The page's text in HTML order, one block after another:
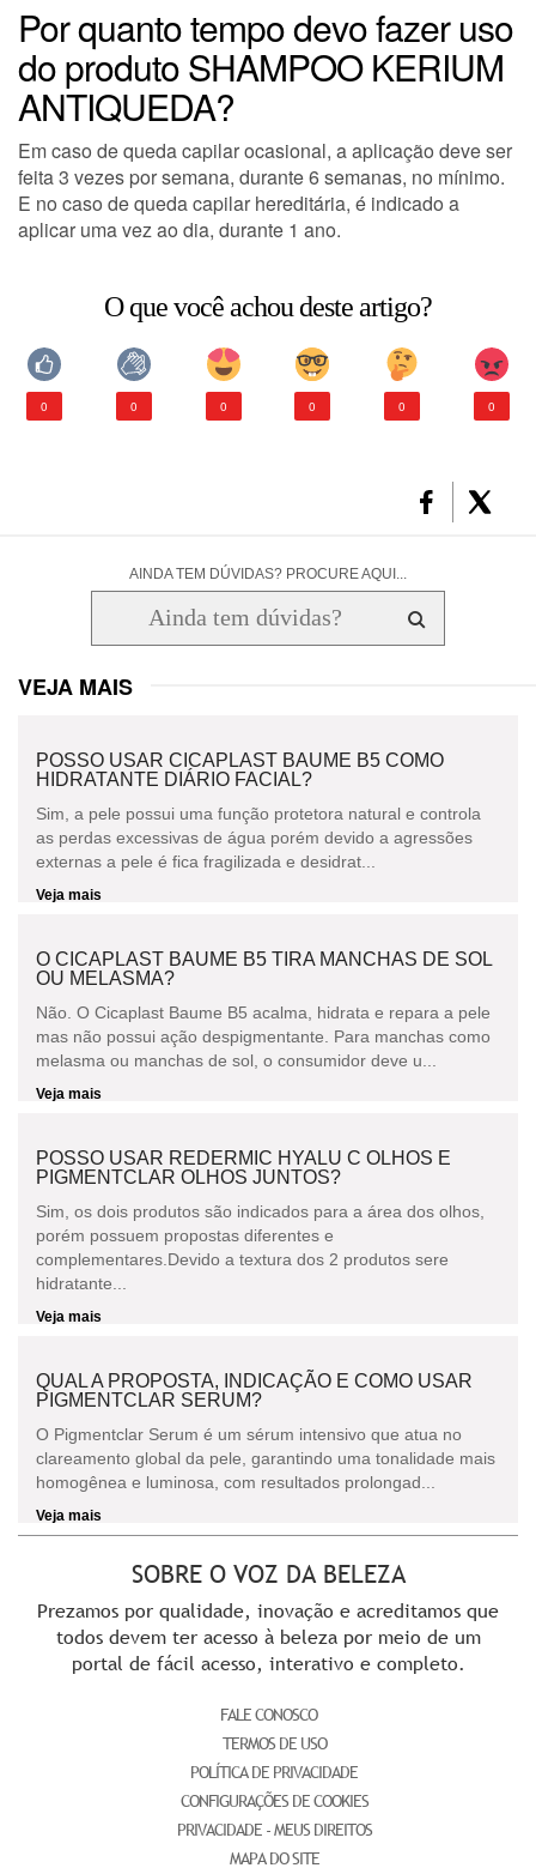
DESODORANTE
SOLAR
DERMACLUB
CONSULTORIA DE PRODUTOS LA ROCHE-POSAY
Por quanto tempo devo fazer uso
do produto SHAMPOO KERIUM
ANTIQUEDA?
Em caso de queda capilar ocasional, a aplicação deve ser
feita 3 vezes por semana, durante 6 semanas, no mínimo.
E no caso de queda capilar hereditária, é indicado a
aplicar uma vez ao dia, durante 1 ano.
O que você achou deste artigo?
0 0 0 0 0 0
AINDA TEM DÚVIDAS? PROCURE AQUI...
VEJA MAIS
POSSO USAR CICAPLAST BAUME B5 COMO
HIDRATANTE DIÁRIO FACIAL?
Sim, a pele possui uma função protetora natural e controla
as perdas excessivas de água porém devido a agressões
externas a pele é fica fragilizada e desidrat...
Veja mais
O CICAPLAST BAUME B5 TIRA MANCHAS DE SOL
OU MELASMA?
Não. O Cicaplast Baume B5 acalma, hidrata e repara a pele
mas não possui ação despigmentante. Para manchas como
melasma ou manchas de sol, o consumidor deve u...
Veja mais
POSSO USAR REDERMIC HYALU C OLHOS E
PIGMENTCLAR OLHOS JUNTOS?
Sim, os dois produtos são indicados para a área dos olhos,
porém possuem propostas diferentes e
complementares.Devido a textura dos 2 produtos sere
hidratante...
Veja mais
QUAL A PROPOSTA, INDICAÇÃO E COMO USAR
PIGMENTCLAR SERUM?
O Pigmentclar Serum é um sérum intensivo que atua no
clareamento global da pele, garantindo uma tonalidade mais
homogênea e luminosa, com resultados prolongad...
Veja mais
SOBRE O VOZ DA BELEZA
Prezamos por qualidade, inovação e acreditamos que
todos devem ter acesso à beleza por meio de um
portal de fácil acesso, interativo e completo.
FALE CONOSCO
TERMOS DE USO
POLÍTICA DE PRIVACIDADE
CONFIGURAÇÕES DE COOKIES
PRIVACIDADE - MEUS DIREITOS
MAPA DO SITE